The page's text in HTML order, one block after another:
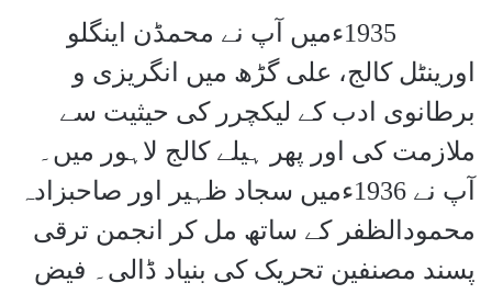
1935ءمیں آپ نے محمڈن اینگلو
اورینٹل کالج، علی گڑھ میں انگریزی و
برطانوی ادب کے لیکچرر کی حیثیت سے
ملازمت کی اور پھر ہیلے کالج لاہور میں۔
آپ نے 1936ءمیں سجاد ظہیر اور صاحبزادہ
محمودالظفر کے ساتھ مل کر انجمن ترقی
پسند مصنفین تحریک کی بنیاد ڈالی۔ فیض